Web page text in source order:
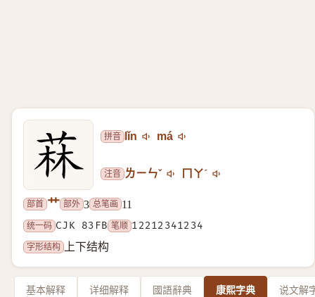
拼音 lǐn má
注音 ㄌㄧㄣˇ ㄇㄚˊ
部首 艹 部外 3 总笔画 11
统一码 CJK 83FB 笔顺 12212341234
字形结构
上下结构
基本解释 详细解释 國語辭典 康熙字典 说文解